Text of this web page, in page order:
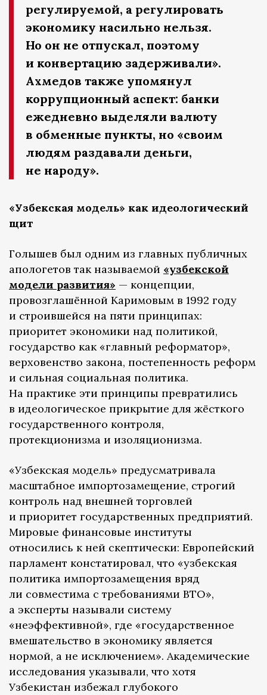
регулируемой, а регулировать
экономику насильно нельзя.
Но он не отпускал, поэтому
и конвертацию задерживали».
Ахмедов также упомянул
коррупционный аспект: банки
ежедневно выделяли валюту
в обменные пункты, но «своим
людям раздавали деньги,
не народу».
«Узбекская модель» как идеологический
щит
Голышев был одним из главных публичных
апологетов так называемой «узбекской
модели развития» — концепции,
провозглашённой Каримовым в 1992 году
и строившейся на пяти принципах:
приоритет экономики над политикой,
государство как «главный реформатор»,
верховенство закона, постепенность реформ
и сильная социальная политика.
На практике эти принципы превратились
в идеологическое прикрытие для жёсткого
государственного контроля,
протекционизма и изоляционизма.
«Узбекская модель» предусматривала
масштабное импортозамещение, строгий
контроль над внешней торговлей
и приоритет государственных предприятий.
Мировые финансовые институты
относились к ней скептически: Европейский
парламент констатировал, что «узбекская
политика импортозамещения вряд
ли совместима с требованиями ВТО»,
а эксперты называли систему
«неэффективной», где «государственное
вмешательство в экономику является
нормой, а не исключением». Академические
исследования указывали, что хотя
Узбекистан избежал глубокого